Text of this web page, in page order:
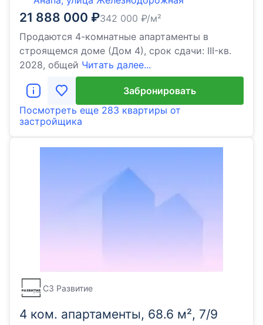
21 888 000 ₽342 000 ₽/м²
Продаются 4-комнатные апартаменты в
строящемся доме (Дом 4), срок сдачи: III-кв.
2028, общей Читать далее...
Забронировать
Посмотреть еще 283 квартиры от
застройщика
4 ком. апартаменты, 68.6 м², 7/9
СЗ Развитие